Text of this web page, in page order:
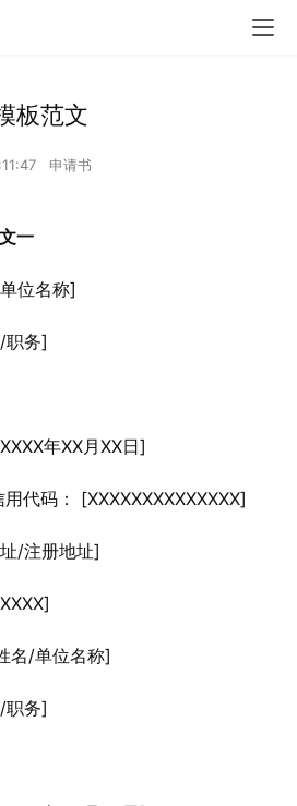
板范文
申请书
一
位名称]
职务]
年XX月XX日]
代码： [XXXXXXXXXXXXXX]
/注册地址]
名/单位名称]
职务]